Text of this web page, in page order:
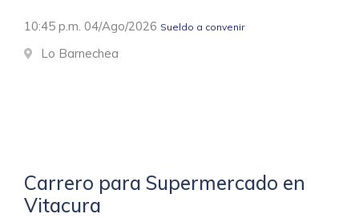
10:45 p.m. 04/Ago/2026 Sueldo a convenir
Lo Barnechea
Carrero para Supermercado en
Vitacura